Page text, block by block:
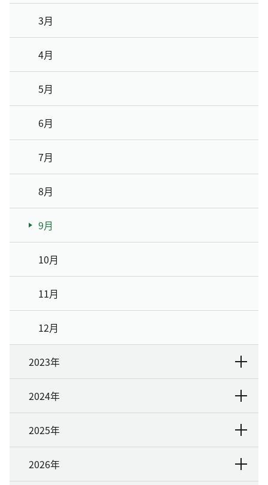
3月
4月
5月
6月
7月
8月
9月
10月
11月
12月
2023年
2024年
2025年
2026年